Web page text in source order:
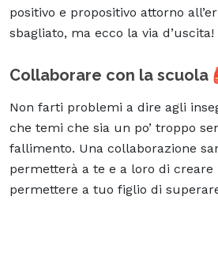
positivo e propositivo attorno
sbagliato, ma ecco la via d’uscita!
Collaborare con la scuola
Non farti problemi a dire agli
che temi che sia un po’ troppo
fallimento. Una collaborazione
permetterà a te e a loro di
permettere a tuo figlio di